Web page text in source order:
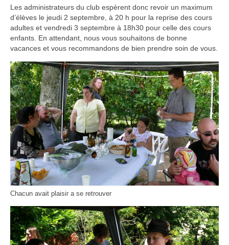
Les administrateurs du club espèrent donc revoir un maximum
d’élèves le jeudi 2 septembre, à 20 h pour la reprise des cours
adultes et vendredi 3 septembre à 18h30 pour celle des cours
enfants. En attendant, nous vous souhaitons de bonne
vacances et vous recommandons de bien prendre soin de vous.
Chacun avait plaisir a se retrouver